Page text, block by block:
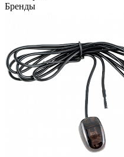
Бренды